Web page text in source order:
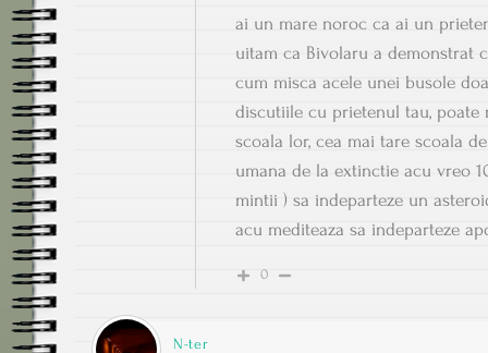
ai un mare noroc ca ai un
uitam ca Bivolaru a demonstrat
cum misca acele unei busole
discutiile cu prietenul tau, poate
scoala lor, cea mai tare scoala
umana de la extinctie acu vreo
mintii ) sa indeparteze un
acu mediteaza sa indeparteze
0
N-ter